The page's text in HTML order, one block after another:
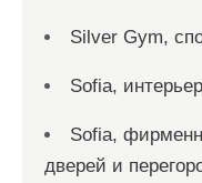
Silver Gym,
Sofia,
Sofia,
дверей и